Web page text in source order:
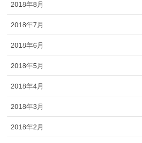
2018年8月
2018年7月
2018年6月
2018年5月
2018年4月
2018年3月
2018年2月